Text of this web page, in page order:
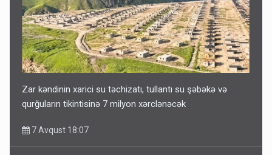
Zar kəndinin xarici su təchizatı, tullantı su şəbəkə və
qurğuların tikintisinə 7 milyon xərclənəcək
7 Avqust 18:07